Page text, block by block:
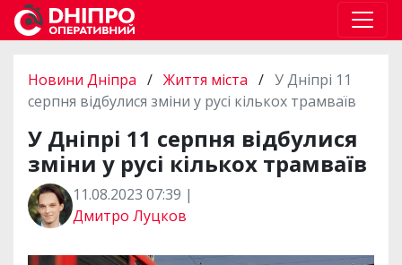
Новини Дніпра / Життя міста / У Дніпрі 11
серпня відбулися зміни у русі кількох трамваїв
У Дніпрі 11 серпня відбулися
зміни у русі кількох трамваїв
11.08.2023 07:39 |
Дмитро Луцков